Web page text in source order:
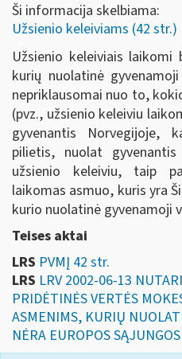
Ši informacija skelbiama:
Užsienio keleiviams (42 str.)
Užsienio keleiviais
kurių nuolatinė
nepriklausomai nuo to,
(pvz., užsienio keleiviu
gyvenantis Norvegijoje,
pilietis, nuolat
užsienio keleiviu, taip
laikomas asmuo, kuris yra
kurio nuolatinė gyvenamoji
Teises aktai
LRS PVMĮ 42 str.
LRS LRV 2002-06-13
PRIDĖTINĖS VERTĖS
ASMENIMS, KURIŲ
NĖRA EUROPOS